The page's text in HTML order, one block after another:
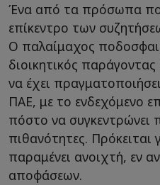
Ένα από τα πρόσωπα
επίκεντρο των
Ο παλαίμαχος
διοικητικός
να έχει
ΠΑΕ, με το ενδεχόμενο
πόστο να συγκεντρώνει
πιθανότητες.
παραμένει ανοιχτή, εν
αποφάσεων.